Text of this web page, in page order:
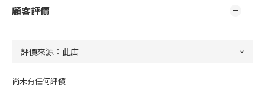
顧客評價
尚未有任何評價